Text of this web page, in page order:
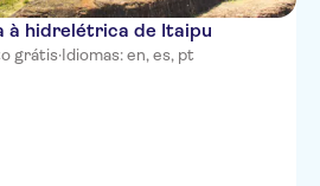
à hidrelétrica de Itaipu
grátis·Idiomas: en, es, pt